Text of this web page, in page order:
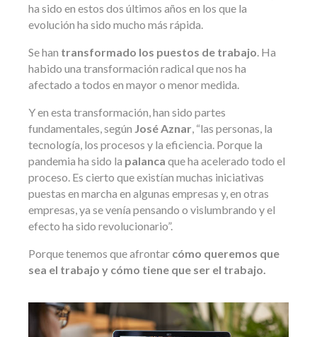
ha sido en estos dos últimos años en los que la
evolución ha sido mucho más rápida.
Se han transformado los puestos de trabajo. Ha
habido una transformación radical que nos ha
afectado a todos en mayor o menor medida.
Y en esta transformación, han sido partes
fundamentales, según José Aznar, “las personas, la
tecnología, los procesos y la eficiencia. Porque la
pandemia ha sido la palanca que ha acelerado todo el
proceso. Es cierto que existían muchas iniciativas
puestas en marcha en algunas empresas y, en otras
empresas, ya se venía pensando o vislumbrando y el
efecto ha sido revolucionario”.
Porque tenemos que afrontar cómo queremos que
sea el trabajo y cómo tiene que ser el trabajo.